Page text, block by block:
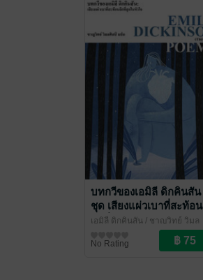
บทกวีของเอมิลี ดิกคินสัน
ชุด เสียงแผ่วเบาที่สะท้อน
ลึกที่สุดในหัวใจ (Poems,
เอมิลี ดิกคินสัน / ชาญวิทย์ วิมล
/ ไศเลนทร์
No Rating